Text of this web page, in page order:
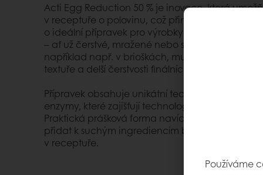
Acti Egg Reduction 50 % je inovace, která
v receptuře o polovinu, což přináší významnou
o ideální přípravek pro výrobky s hutnější
– ať už čerstvé, mražené nebo s dlouhou
například např. v brioškách, muffinech či
textuře a delší čerstvosti finálních výrobků.
Přípravek obsahuje unikátní technologie s
enzymy, které zajišťují technologickou účinnost
Praktická prášková forma navíc umožňuje
přidat k suchým ingrediencím během míchání
v receptuře.
Používáme